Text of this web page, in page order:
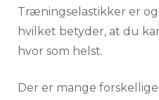
Træningselastikker er
hvilket betyder, at du
hvor som helst.
Der er mange